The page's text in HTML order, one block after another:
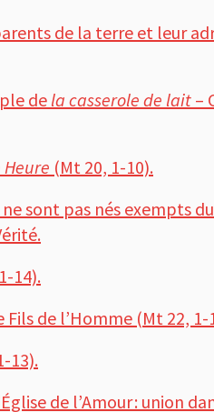
de la terre et leur
de la casserole de lait –
(Mt 20, 1-10).
sont pas nés exempts
14).
de l’Homme (Mt 22, 1-
13).
de l’Amour : union